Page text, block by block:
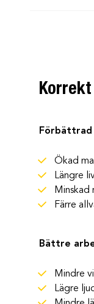
Ökad
Längre
Färre
Bättre
Mindre
Lägre